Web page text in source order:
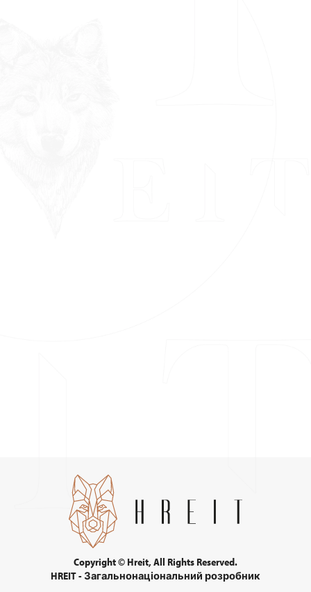
Copyright © Hreit, All Rights Reserved.
HREIT - Загальнонаціональний розробник